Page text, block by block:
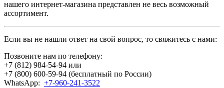
нашего интернет-магазина представлен не весь возможный
ассортимент.
Если вы не нашли ответ на свой вопрос, то свяжитесь с нами:
Позвоните нам по телефону:
+7 (812) 984-54-94 или
+7 (800) 600-59-94 (бесплатный по России)
WhatsApp: +7-960-241-3522